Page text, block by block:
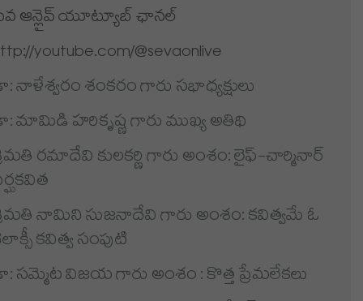
ఆన్లైవ్ యూట్యూబ్ ఛానల్
youtube.com/@sevaonlive
నాళేశ్వరం శంకరం గారు సభాధ్యక్షులు
మామిడి హరికృష్ణ గారు ముఖ్య అతిథి
రమాదేవి కులకర్ణి గారు అంశం: లైఫ్-చార్మినార్
నామిని సుజనాదేవి గారు అంశం: కవిత్వమే ఓ
కవిత్వ సంపుటి
సమ్మెట విజయ గారు అంశం : కొత్త ప్రేమలేకలు